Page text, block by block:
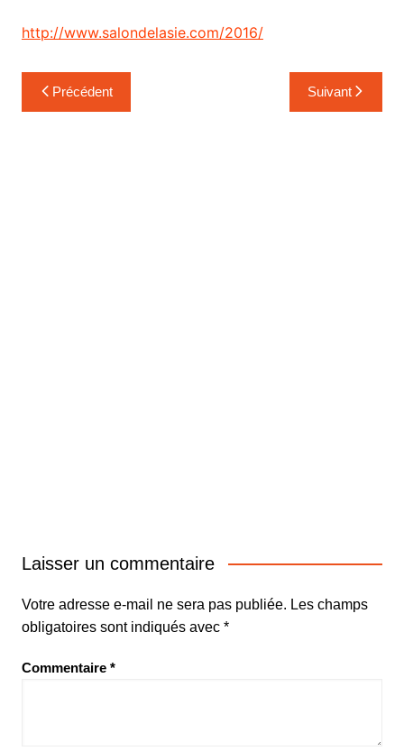
http://www.salondelasie.com/2016/
Navigation
de
Précédent Suivant
Laisser un commentaire
Votre adresse e-mail ne sera pas publiée. Les champs
obligatoires sont indiqués avec *
Commentaire *